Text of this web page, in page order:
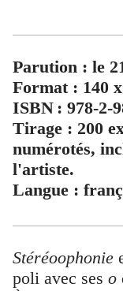
Parution : le
Format : 140
ISBN : 978-2-
Tirage : 200
numérotés,
l'artiste.
Langue :
Stéréoophonie
poli avec ses o